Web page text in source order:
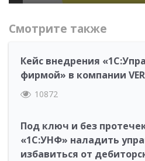
Смотрите также
Кейс внедрения
фирмой» в компании
10872
Под ключ и без
«1С:УНФ» наладить
избавиться от